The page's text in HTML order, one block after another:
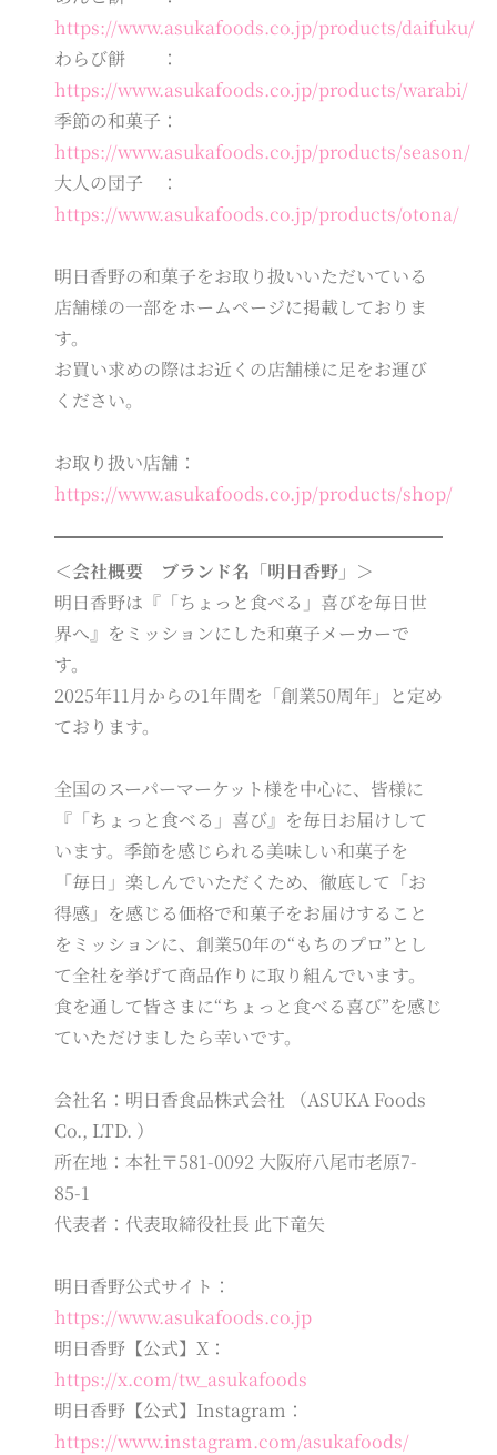
https://www.asukafoods.co.jp/products/daifuku/
わらび餅 ：
https://www.asukafoods.co.jp/products/warabi/
季節の和菓子：
https://www.asukafoods.co.jp/products/season/
大人の団子 ：
https://www.asukafoods.co.jp/products/otona/
明日香野の和菓子をお取り扱いいただいている
店舗様の一部をホームページに掲載しておりま
す。
お買い求めの際はお近くの店舗様に足をお運び
ください。
お取り扱い店舗：
https://www.asukafoods.co.jp/products/shop/
＜会社概要 ブランド名「明日香野」＞
明日香野は『「ちょっと食べる」喜びを毎日世
界へ』をミッションにした和菓子メーカーで
す。
2025年11月からの1年間を「創業50周年」と定め
ております。
全国のスーパーマーケット様を中心に、皆様に
『「ちょっと食べる」喜び』を毎日お届けして
います。季節を感じられる美味しい和菓子を
「毎日」楽しんでいただくため、徹底して「お
得感」を感じる価格で和菓子をお届けすること
をミッションに、創業50年の“もちのプロ”とし
て全社を挙げて商品作りに取り組んでいます。
食を通して皆さまに“ちょっと食べる喜び”を感じ
ていただけましたら幸いです。
会社名：明日香食品株式会社 （ASUKA Foods
Co., LTD. ）
所在地：本社〒581-0092 大阪府八尾市老原7-
85-1
代表者：代表取締役社長 此下竜矢
明日香野公式サイト：
https://www.asukafoods.co.jp
明日香野【公式】X：
https://x.com/tw_asukafoods
明日香野【公式】Instagram：
https://www.instagram.com/asukafoods/